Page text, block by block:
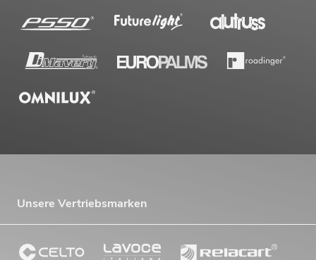
Unsere Vertriebsmarken